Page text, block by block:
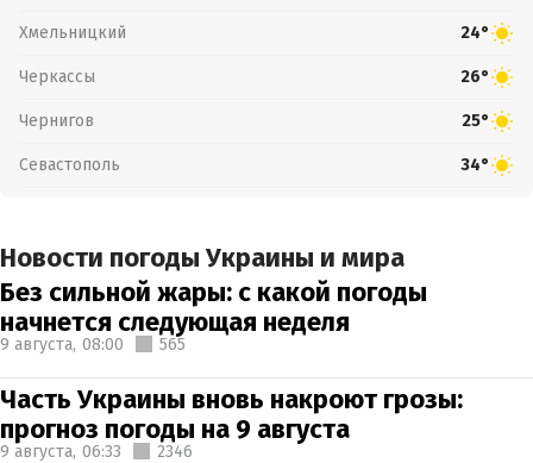
Хмельницкий 24°
Черкассы 26°
Чернигов 25°
Севастополь 34°
Новости погоды Украины и мира
Без сильной жары: с какой погоды
начнется следующая неделя
9 августа, 08:00 565
Часть Украины вновь накроют грозы:
прогноз погоды на 9 августа
9 августа, 06:33 2346